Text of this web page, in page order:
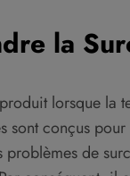
la
lorsque la
sont conçus
problèmes de